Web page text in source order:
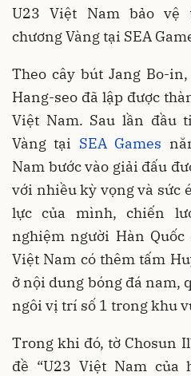
U23 Việt Nam bảo vệ
chương Vàng tại SEA
Theo cây bút Jang Bo-
Hang-seo đã lập được
Việt Nam. Sau lần đầu
Vàng tại SEA Games
Nam bước vào giải đấu
với nhiều kỳ vọng và sức
lực của mình, chiến
nghiệm người Hàn
Việt Nam có thêm tấm
ở nội dung bóng đá nam,
ngôi vị trí số 1 trong khu
Trong khi đó, tờ Chosun
đề “U23 Việt Nam của